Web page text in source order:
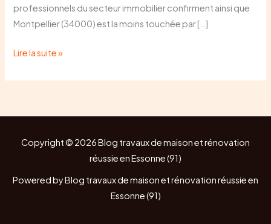
professionnels du secteur immobilier confirment ainsi que
Montpellier (34000) est la moins touchée par […]
Lire la suite »
Copyright © 2026 Blog travaux de maison et rénovation
réussie en Essonne (91)
Powered by Blog travaux de maison et rénovation réussie en
Essonne (91)